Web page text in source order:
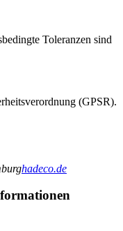
Toleranzen sind
(GPSR).
hadeco.de